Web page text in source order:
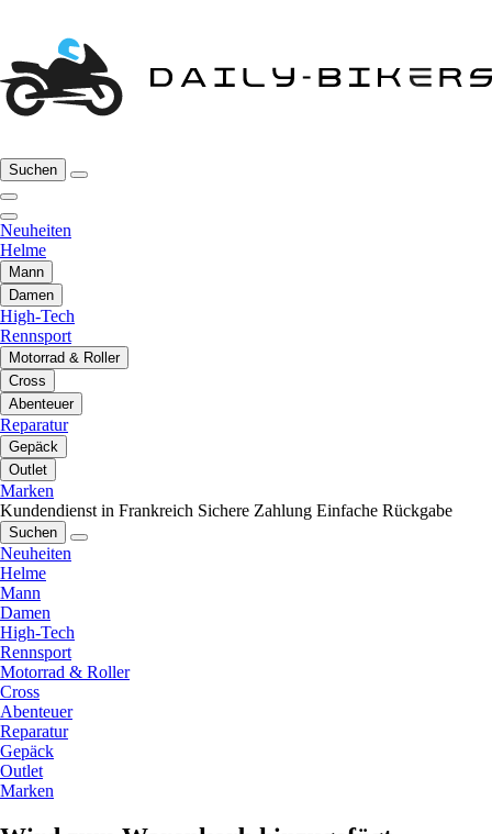
Suchen
Neuheiten
Helme
Mann
Damen
High-Tech
Rennsport
Motorrad & Roller
Cross
Abenteuer
Reparatur
Gepäck
Outlet
Marken
Kundendienst in Frankreich Sichere Zahlung Einfache Rückgabe
Suchen
Neuheiten
Helme
Mann
Damen
High-Tech
Rennsport
Motorrad & Roller
Cross
Abenteuer
Reparatur
Gepäck
Outlet
Marken